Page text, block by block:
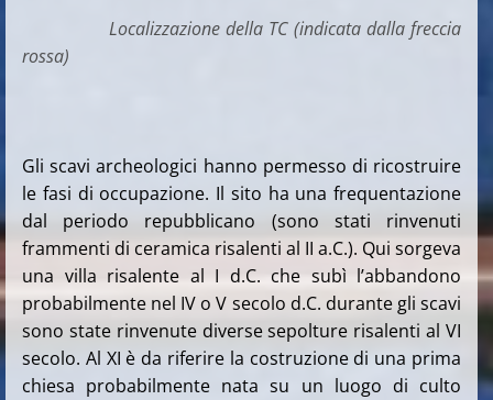
Localizzazione della TC (indicata dalla freccia
rossa)
Gli scavi archeologici hanno permesso di ricostruire
le fasi di occupazione. Il sito ha una frequentazione
dal periodo repubblicano (sono stati rinvenuti
frammenti di ceramica risalenti al II a.C.). Qui sorgeva
una villa risalente al I d.C. che subì l’abbandono
probabilmente nel IV o V secolo d.C. durante gli scavi
sono state rinvenute diverse sepolture risalenti al VI
secolo. Al XI è da riferire la costruzione di una prima
chiesa probabilmente nata su un luogo di culto